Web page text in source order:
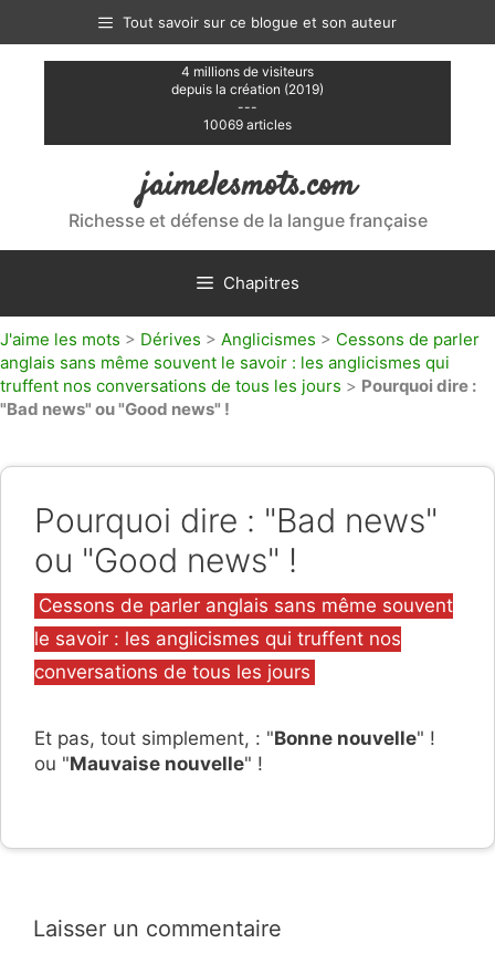
contenu
Tout savoir sur ce blogue et son auteur
4 millions de visiteurs
depuis la création (2019)
---
10069 articles
jaimelesmots.com
Richesse et défense de la langue française
Chapitres
J'aime les mots > Dérives > Anglicismes > Cessons de parler
anglais sans même souvent le savoir : les anglicismes qui
truffent nos conversations de tous les jours > Pourquoi dire :
"Bad news" ou "Good news" !
Pourquoi dire : "Bad news"
ou "Good news" !
Catégories
Cessons de parler anglais sans même souvent
le savoir : les anglicismes qui truffent nos
conversations de tous les jours
Et pas, tout simplement, : "Bonne nouvelle" !
ou "Mauvaise nouvelle" !
Laisser un commentaire